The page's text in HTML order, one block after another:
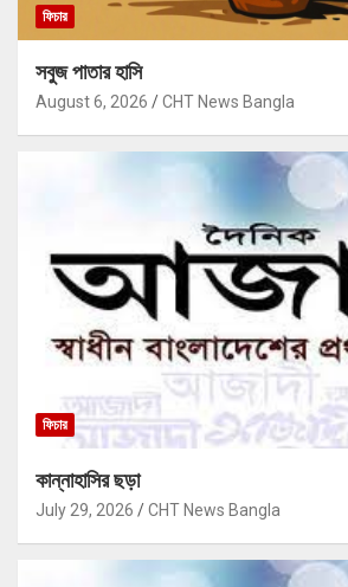
ফিচার
সবুজ পাতার হাসি
August 6, 2026 CHT News Bangla
ফিচার
কান্নাহাসির ছড়া
July 29, 2026 CHT News Bangla